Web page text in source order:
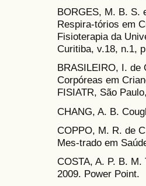
BORGES, M. B. S.
Respira-tórios em
Fisioterapia da
Curitiba, v.18, n.1,
BRASILEIRO, I. de
Corpóreas em
FISIATR, São
CHANG, A. B.
COPPO, M. R. de
Mes-trado em
COSTA, A. P. B.
2009. Power Point.